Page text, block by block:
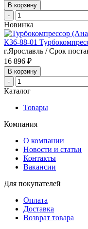
В корзину
-
Новинка
К36-88-01
г.Ярославль / Срок
16 896 ₽
В корзину
-
Каталог
Товары
Компания
О компании
Новости и статьи
Контакты
Вакансии
Для покупателей
Оплата
Доставка
Возврат товара